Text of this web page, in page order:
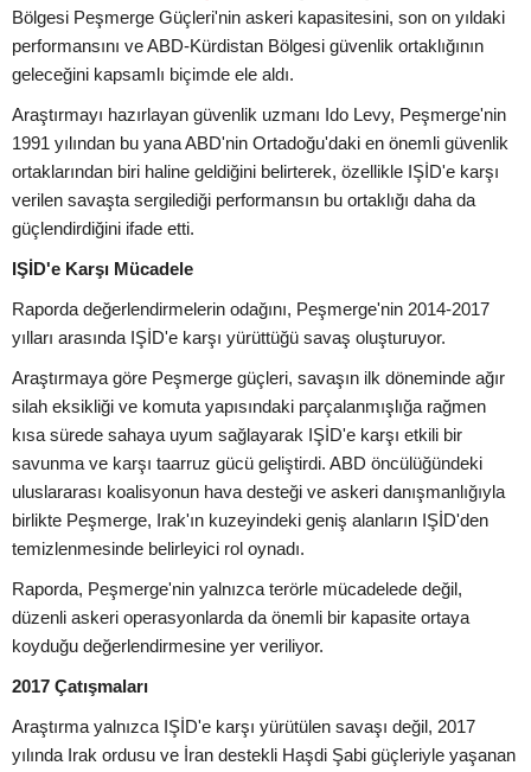
Bölgesi Peşmerge Güçleri'nin askeri kapasitesini, son on yıldaki
performansını ve ABD-Kürdistan Bölgesi güvenlik ortaklığının
geleceğini kapsamlı biçimde ele aldı.
Araştırmayı hazırlayan güvenlik uzmanı Ido Levy, Peşmerge'nin
1991 yılından bu yana ABD'nin Ortadoğu'daki en önemli güvenlik
ortaklarından biri haline geldiğini belirterek, özellikle IŞİD'e karşı
verilen savaşta sergilediği performansın bu ortaklığı daha da
güçlendirdiğini ifade etti.
IŞİD'e Karşı Mücadele
Raporda değerlendirmelerin odağını, Peşmerge'nin 2014-2017
yılları arasında IŞİD'e karşı yürüttüğü savaş oluşturuyor.
Araştırmaya göre Peşmerge güçleri, savaşın ilk döneminde ağır
silah eksikliği ve komuta yapısındaki parçalanmışlığa rağmen
kısa sürede sahaya uyum sağlayarak IŞİD'e karşı etkili bir
savunma ve karşı taarruz gücü geliştirdi. ABD öncülüğündeki
uluslararası koalisyonun hava desteği ve askeri danışmanlığıyla
birlikte Peşmerge, Irak'ın kuzeyindeki geniş alanların IŞİD'den
temizlenmesinde belirleyici rol oynadı.
Raporda, Peşmerge'nin yalnızca terörle mücadelede değil,
düzenli askeri operasyonlarda da önemli bir kapasite ortaya
koyduğu değerlendirmesine yer veriliyor.
2017 Çatışmaları
Araştırma yalnızca IŞİD'e karşı yürütülen savaşı değil, 2017
yılında Irak ordusu ve İran destekli Haşdi Şabi güçleriyle yaşanan